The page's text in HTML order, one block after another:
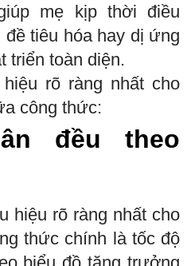
mẹ kịp thời điều
đề tiêu hóa hay dị ứng
triển toàn diện.
rõ ràng nhất cho
công thức:
đều theo
hiệu rõ ràng nhất cho
thức chính là tốc độ